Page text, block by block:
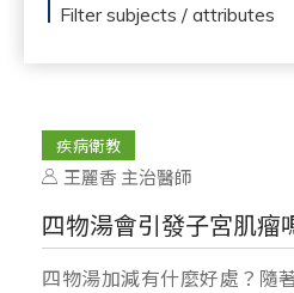
Filter subjects / attributes
疾病衛教
王麗香 主治醫師
四物湯會引發子宮肌瘤
四物湯加減有什麼好處？隨